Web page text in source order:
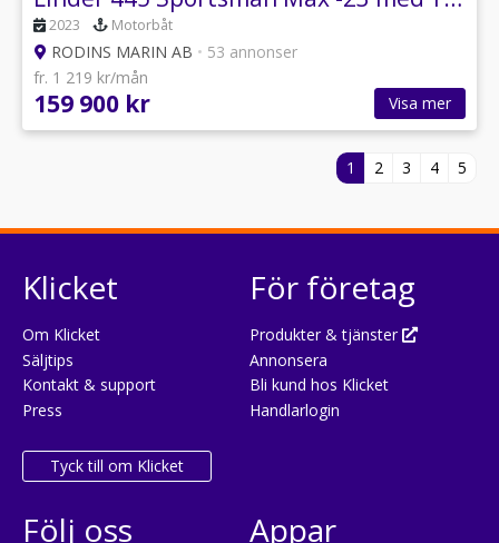
2023 Motorbåt
RODINS MARIN AB • 53 annonser
fr. 1 219 kr/mån
159 900 kr Visa mer
1 2 3 4 5
Klicket
Om Klicket
Säljtips
Kontakt & support
Press
Tyck till om Klicket
För företag
Produkter & tjänster
Annonsera
Bli kund hos Klicket
Handlarlogin
Följ oss Appar